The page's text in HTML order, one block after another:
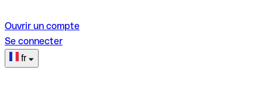
Ouvrir un compte
Se connecter
fr